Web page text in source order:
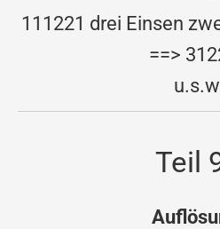
111221 drei Einsen
==>
Teil